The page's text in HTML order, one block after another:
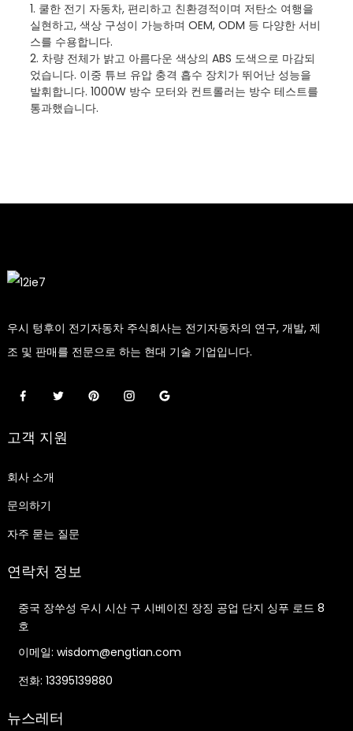
1. 쿨한 전기 자동차, 편리하고 친환경적이며 저탄소 여행을
실현하고, 색상 구성이 가능하며 OEM, ODM 등 다양한 서비
스를 수용합니다.
2. 차량 전체가 밝고 아름다운 색상의 ABS 도색으로 마감되
었습니다. 이중 튜브 유압 충격 흡수 장치가 뛰어난 성능을
발휘합니다. 1000W 방수 모터와 컨트롤러는 방수 테스트를
통과했습니다.
우시 텅후이 전기자동차 주식회사는 전기자동차의 연구, 개발, 제
조 및 판매를 전문으로 하는 현대 기술 기업입니다.
고객 지원
회사 소개
문의하기
자주 묻는 질문
연락처 정보
중국 장쑤성 우시 시산 구 시베이진 장징 공업 단지 싱푸 로드 8
호
이메일: wisdom@engtian.com
전화: 13395139880
뉴스레터